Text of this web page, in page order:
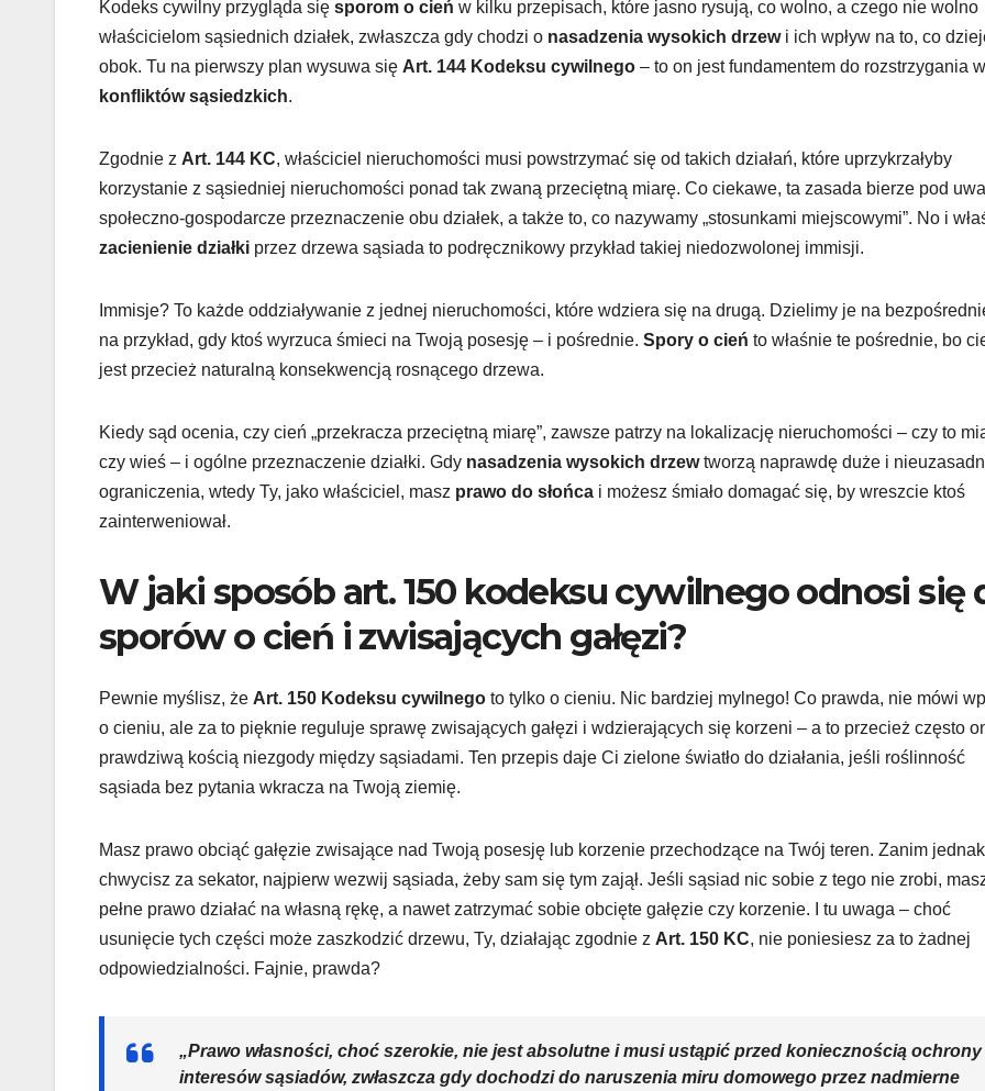
Kodeks cywilny przygląda się sporom o cień w kilku przepisach, które jasno rysują, co wolno, a czego nie wolno
właścicielom sąsiednich działek, zwłaszcza gdy chodzi o nasadzenia wysokich drzewi ich wpływ na to, co
obok. Tu na pierwszy plan wysuwa się Art. 144 Kodeksu cywilnego – to on jest fundamentem do rozstrzygania
konfliktów sąsiedzkich.
Zgodnie z Art. 144 KC, właściciel nieruchomości musi powstrzymać się od takich działań, które uprzykrzałyby
korzystanie z sąsiedniej nieruchomości ponad tak zwaną przeciętną miarę. Co ciekawe, ta zasada bierze pod
społeczno-gospodarcze przeznaczenie obu działek, a także to, co nazywamy „stosunkami miejscowymi”. No i
zacienienie działki przez drzewa sąsiada to podręcznikowy przykład takiej niedozwolonej immisji.
Immisje? To każde oddziaływanie z jednej nieruchomości, które wdziera się na drugą. Dzielimy je na
na przykład, gdy ktoś wyrzuca śmieci na Twoją posesję – i pośrednie. Spory o cień to właśnie te pośrednie, bo
jest przecież naturalną konsekwencją rosnącego drzewa.
Kiedy sąd ocenia, czy cień „przekracza przeciętną miarę”, zawsze patrzy na lokalizację nieruchomości – czy to
czy wieś – i ogólne przeznaczenie działki. Gdy nasadzenia wysokich drzewtworzą naprawdę duże i
ograniczenia, wtedy Ty, jako właściciel, masz prawo do słońca i możesz śmiało domagać się, by wreszcie ktoś
zainterweniował.
W jaki sposób art. 150 kodeksu cywilnego odnosi się
sporów o cień i zwisających gałęzi?
Pewnie myślisz, że Art. 150 Kodeksu cywilnego to tylko o cieniu. Nic bardziej mylnego! Co prawda, nie mówi
o cieniu, ale za to pięknie reguluje sprawę zwisających gałęzi i wdzierających się korzeni – a to przecież często
prawdziwą kością niezgody między sąsiadami. Ten przepis daje Ci zielone światło do działania, jeśli roślinność
sąsiada bez pytania wkracza na Twoją ziemię.
Masz prawo obciąć gałęzie zwisające nad Twoją posesję lub korzenie przechodzące na Twój teren. Zanim jednak
chwycisz za sekator, najpierw wezwij sąsiada, żeby sam się tym zajął. Jeśli sąsiad nic sobie z tego nie zrobi,
pełne prawo działać na własną rękę, a nawet zatrzymać sobie obcięte gałęzie czy korzenie. I tu uwaga – choć
usunięcie tych części może zaszkodzić drzewu, Ty, działając zgodnie z Art. 150 KC, nie poniesiesz za to żadnej
odpowiedzialności. Fajnie, prawda?
„Prawo własności, choć szerokie, nie jest absolutne i musi ustąpić przed koniecznością ochrony
interesów sąsiadów, zwłaszcza gdy dochodzi do naruszenia miru domowego przez nadmierne